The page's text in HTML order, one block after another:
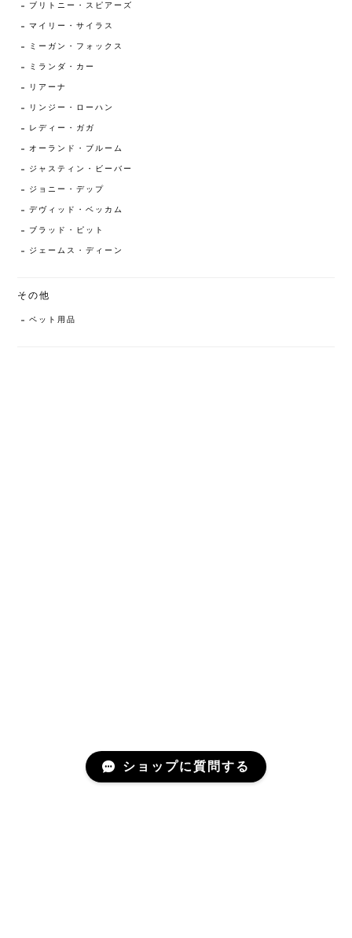
ブリトニー・スピアーズ
マイリー・サイラス
ミーガン・フォックス
ミランダ・カー
リアーナ
リンジー・ローハン
レディー・ガガ
オーランド・ブルーム
ジャスティン・ビーバー
ジョニー・デップ
デヴィッド・ベッカム
ブラッド・ピット
ジェームス・ディーン
その他
ペット用品
ショップに質問する